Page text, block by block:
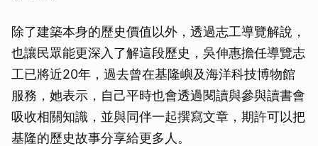
除了建築本身的歷史價值以外，透過志工導覽解說，
也讓民眾能更深入了解這段歷史，吳伸惠擔任導覽志
工已將近20年，過去曾在基隆嶼及海洋科技博物館
服務，她表示，自己平時也會透過閱讀與參與讀書會
吸收相關知識，並與同伴一起撰寫文章，期許可以把
基隆的歷史故事分享給更多人。